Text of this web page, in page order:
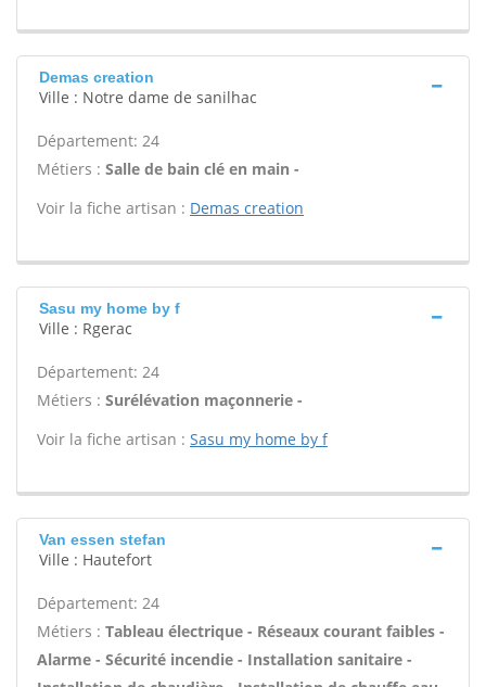
Demas creation
Ville : Notre dame de sanilhac
Département: 24
Métiers : Salle de bain clé en main -
Voir la fiche artisan : Demas creation
Sasu my home by f
Ville : Rgerac
Département: 24
Métiers : Surélévation maçonnerie -
Voir la fiche artisan : Sasu my home by f
Van essen stefan
Ville : Hautefort
Département: 24
Métiers : Tableau électrique - Réseaux courant faibles -
Alarme - Sécurité incendie - Installation sanitaire -